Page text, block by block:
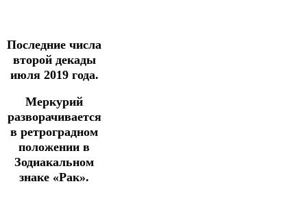
Последние числа
второй декады
июля 2019 года.
Меркурий
разворачивается
в ретроградном
положении в
Зодиакальном
знаке «Рак».